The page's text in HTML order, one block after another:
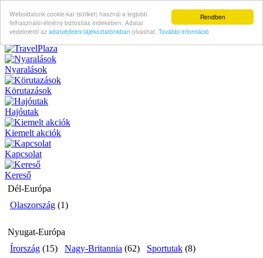
Rendben
Weboldalunk cookie-kat (sütiket) használ a legjobb
felhasználói élmény biztosítás érdekében. Adatai
védelméröl az adatvédelmi tájékoztatónkban olvashat. További információ
Nyaralások
Körutazások
Hajóutak
Kiemelt akciók
Kapcsolat
Kereső
Dél-Európa
Olaszország (1)
Nyugat-Európa
Írország (15) Nagy-Britannia (62) Sportutak (8)